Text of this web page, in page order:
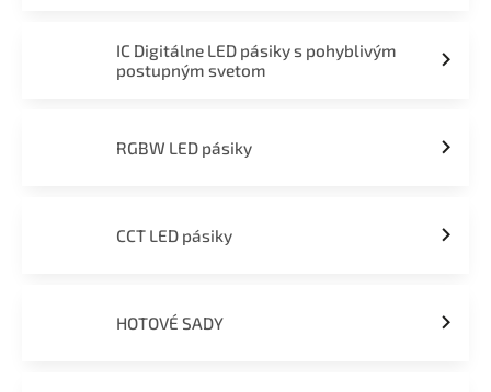
IC Digitálne LED pásiky s pohyblivým
postupným svetom
RGBW LED pásiky
CCT LED pásiky
HOTOVÉ SADY